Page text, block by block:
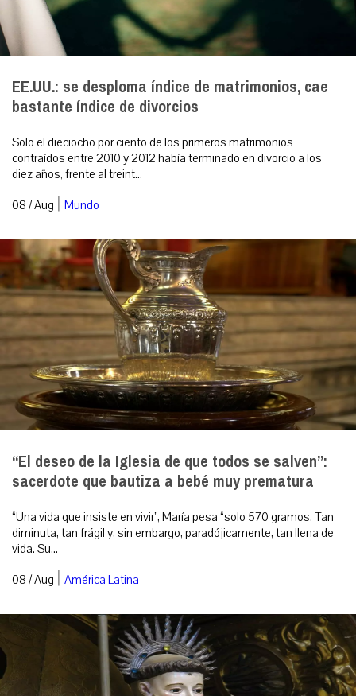
EE.UU.: se desploma índice de matrimonios, cae
bastante índice de divorcios
Solo el dieciocho por ciento de los primeros matrimonios
contraídos entre 2010 y 2012 había terminado en divorcio a los
diez años, frente al treint...
08 / Aug | Mundo
“El deseo de la Iglesia de que todos se salven”:
sacerdote que bautiza a bebé muy prematura
“Una vida que insiste en vivir”, María pesa “solo 570 gramos. Tan
diminuta, tan frágil y, sin embargo, paradójicamente, tan llena de
vida. Su...
08 / Aug | América Latina